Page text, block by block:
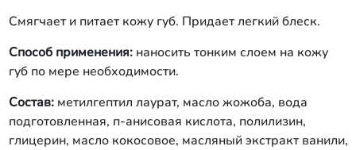
Смягчает и питает кожу губ. Придает легкий блеск.
Способ применения:наносить тонким слоем на кожу
губ по мере необходимости.
Состав: метилгептил лаурат, масло жожоба, вода
подготовленная, п-анисовая кислота, полилизин,
глицерин, масло кокосовое, масляный экстракт ванили,